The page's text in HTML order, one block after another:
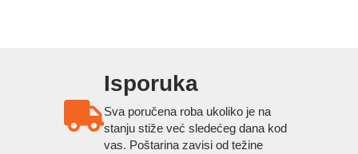
Isporuka
Sva poručena roba ukoliko je na
stanju stiže već sledećeg dana kod
vas. Poštarina zavisi od težine